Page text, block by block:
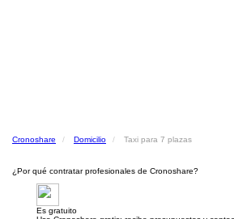
Cronoshare Domicilio Taxi para 7 plazas
¿Por qué contratar profesionales de Cronoshare?
Es gratuito